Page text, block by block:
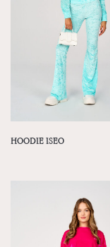
HOODIE ISEO